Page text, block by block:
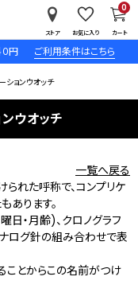
円 ご利用条件はこちら
ストア お気に入り カート
0
ションウオッチ
ウオッチ
一覧へ戻る
れた呼称で、コンプリケ
あります。
日・月齢)、クロノグラフ
ログ針の組み合わせで表
ことからこの名前がつけ